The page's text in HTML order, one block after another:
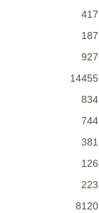
417
187
927
14455
834
744
381
126
223
8120